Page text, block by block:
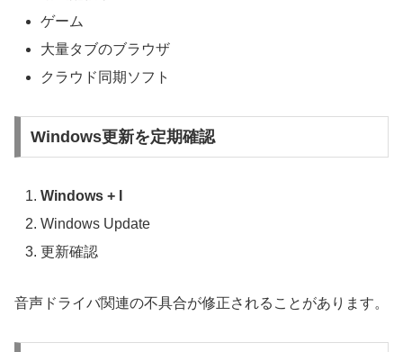
ゲーム
大量タブのブラウザ
クラウド同期ソフト
Windows更新を定期確認
Windows + I
Windows Update
更新確認
音声ドライバ関連の不具合が修正されることがあります。